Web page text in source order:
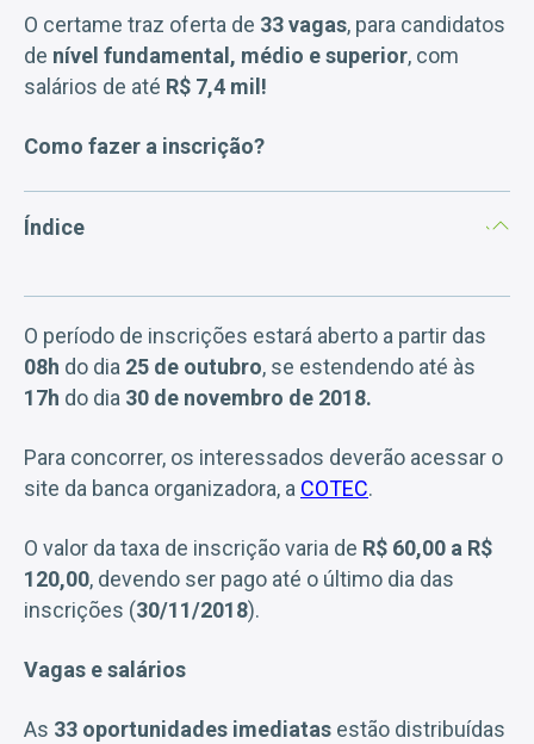
O certame traz oferta de 33 vagas, para candidatos
de nível fundamental, médio e superior, com
salários de até R$ 7,4 mil!
Como fazer a inscrição?
Índice
O período de inscrições estará aberto a partir das
08h do dia 25 de outubro, se estendendo até às
17h do dia 30 de novembro de 2018.
Para concorrer, os interessados deverão acessar o
site da banca organizadora, a COTEC.
O valor da taxa de inscrição varia de R$ 60,00 a R$
120,00, devendo ser pago até o último dia das
inscrições (30/11/2018).
Vagas e salários
As 33 oportunidades imediatas estão distribuídas